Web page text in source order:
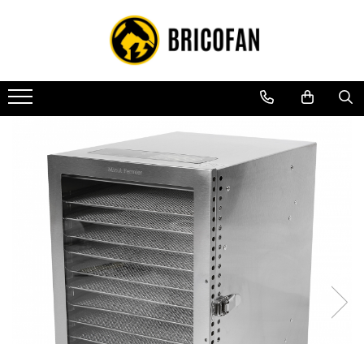
Toate Produsele
Vehicule electrice
Atv
Fără permis
Masini electrice
Motocross
Piese de schimb vehicule electrice
Scutere electrice
Scutere pe benzina
Tricicluri cargo fara permis
Tricicluri persoane